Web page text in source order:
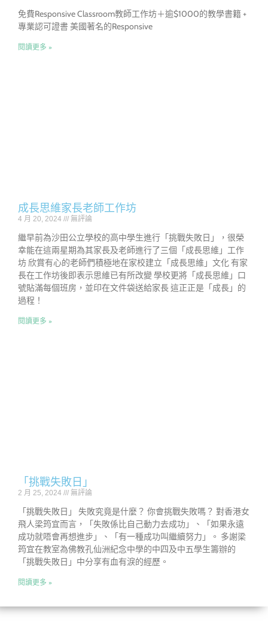
免費Responsive Classroom教師工作坊＋逾$1000的教學書籍 +
專業認可證書 美國著名的Responsive
閱讀更多 »
成長思維家長老師工作坊
4 月 20, 2024 無評論
繼早前為沙田公立學校的高中學生進行「挑戰失敗日」，很榮
幸能在這兩星期為其家長及老師進行了三個「成長思維」工作
坊 欣賞有心的老師們積極地在家校建立「成長思維」文化 有家
長在工作坊後即表示思維已有所改變 學校更將「成長思維」口
號貼滿每個班房，並印在文件袋送給家長 這正正是「成長」的
過程！
閱讀更多 »
「挑戰失敗日」
2 月 25, 2024 無評論
「挑戰失敗日」 失敗究竟是什麼？ 你會挑戰失敗嗎？ 對香港女
飛人梁筠宜而言，「失敗係比自己動力去成功」、「如果永遠
成功就唔會再想進步」、「有一種成功叫繼續努力」。 多謝梁
筠宜在教室為佛教孔仙洲紀念中學的中四及中五學生籌辦的
「挑戰失敗日」中分享有血有淚的經歷。
閱讀更多 »